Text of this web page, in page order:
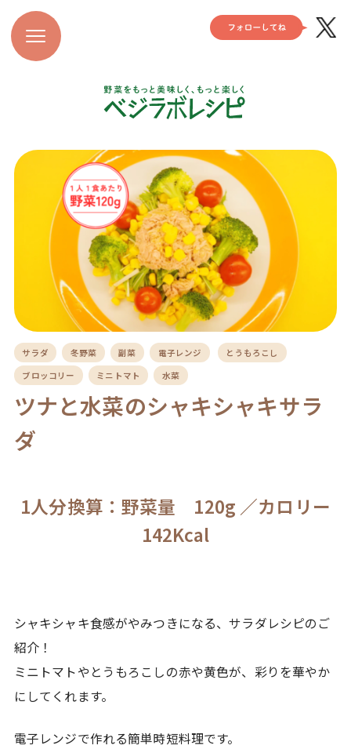
サラダ 冬野菜 副菜 電子レンジ
とうもろこし
ブロッコリー
ミニトマト 水菜
ツナと水菜のシャキシャキサラ
ダ
1人分換算：野菜量 120g ／カロリー
142Kcal
シャキシャキ食感がやみつきになる、サラダレシピのご
紹介！
ミニトマトやとうもろこしの赤や黄色が、彩りを華やか
にしてくれます。
電子レンジで作れる簡単時短料理です。